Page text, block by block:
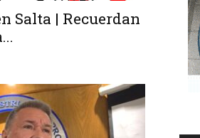
Salta | Recuerdan